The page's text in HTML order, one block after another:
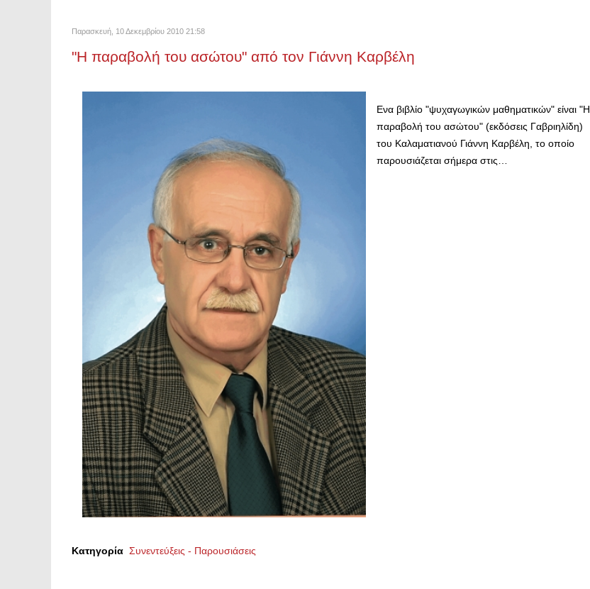
Παρασκευή, 10 Δεκεμβρίου 2010 21:58
"Η παραβολή του ασώτου" από τον Γιάννη Καρβέλη
Ενα βιβλίο "ψυχαγωγικών μαθηματικών" είναι "Η
παραβολή του ασώτου" (εκδόσεις Γαβριηλίδη)
του Καλαματιανού Γιάννη Καρβέλη, το οποίο
παρουσιάζεται σήμερα στις…
Κατηγορία Συνεντεύξεις - Παρουσιάσεις